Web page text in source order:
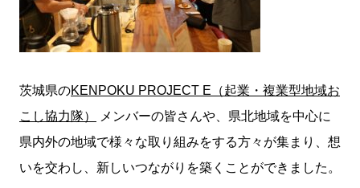
茨城県のKENPOKU PROJECT E（起業・複業型地域お
こし協力隊）
メンバーの皆さんや、県北地域を中心に
県内外の地域で様々な取り組みをする方々が集まり、想
いを交わし、新しいつながりを築くことができました。